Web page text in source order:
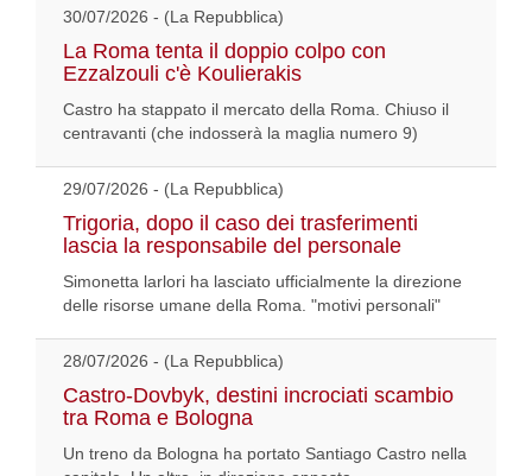
30/07/2026 - (La Repubblica)
La Roma tenta il doppio colpo con
Ezzalzouli c'è Koulierakis
Castro ha stappato il mercato della Roma. Chiuso il
centravanti (che indosserà la maglia numero 9)
29/07/2026 - (La Repubblica)
Trigoria, dopo il caso dei trasferimenti
lascia la responsabile del personale
Simonetta larlori ha lasciato ufficialmente la direzione
delle risorse umane della Roma. "motivi personali"
28/07/2026 - (La Repubblica)
Castro-Dovbyk, destini incrociati scambio
tra Roma e Bologna
Un treno da Bologna ha portato Santiago Castro nella